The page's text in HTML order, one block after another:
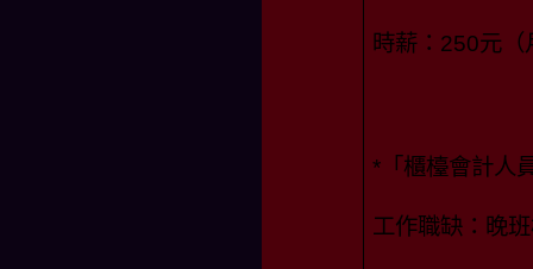
時薪：250元（
*「櫃檯會計人
工作職缺：晚